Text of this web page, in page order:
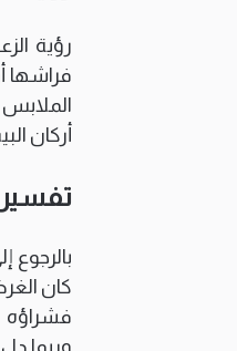
رؤية
فراشها
أركان
تفسير
بالرجوع
كان
فشراؤه
وربما